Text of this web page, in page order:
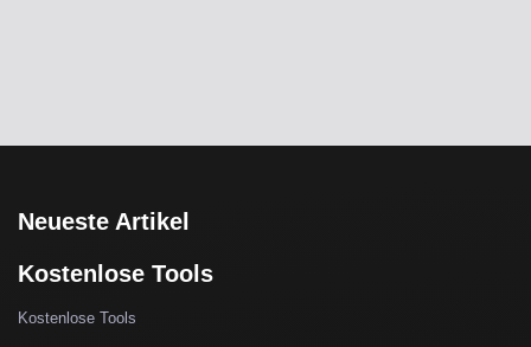
Neueste Artikel
Kostenlose Tools
Kostenlose Tools